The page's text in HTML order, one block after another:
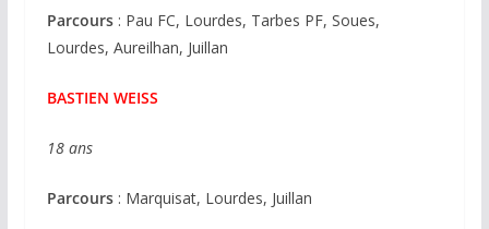
Parcours: Pau FC, Lourdes, Tarbes PF, Soues,
Lourdes, Aureilhan, Juillan
BASTIEN WEISS
18 ans
Parcours: Marquisat, Lourdes, Juillan